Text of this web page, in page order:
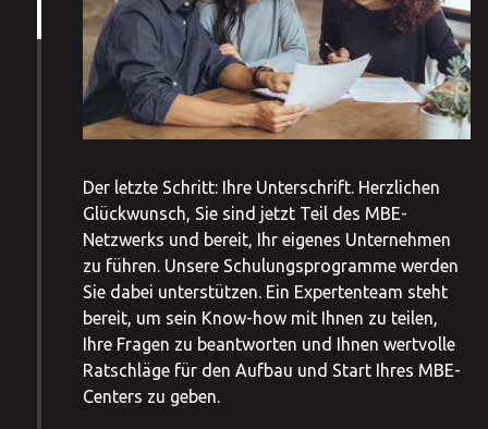
Der letzte Schritt: Ihre Unterschrift. Herzlichen
Glückwunsch, Sie sind jetzt Teil des MBE-
Netzwerks und bereit, Ihr eigenes Unternehmen
zu führen. Unsere Schulungsprogramme werden
Sie dabei unterstützen. Ein Expertenteam steht
bereit, um sein Know-how mit Ihnen zu teilen,
Ihre Fragen zu beantworten und Ihnen wertvolle
Ratschläge für den Aufbau und Start Ihres MBE-
Centers zu geben.